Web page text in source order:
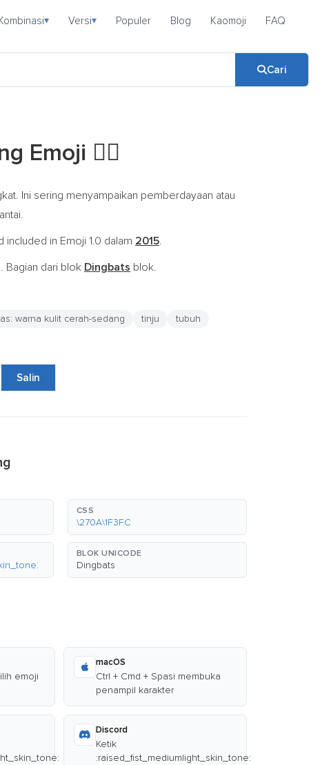
▾ Versi▾ Populer Blog Kaomoji FAQ
Cari
Emoji ✊🏼
Ini sering menyampaikan pemberdayaan atau
included in Emoji 1.0 dalam 2015.
Bagian dari blok Dingbats blok.
warna kulit cerah-sedang tinju
tubuh
Salin
CSS
\270A\1F3FC
BLOK UNICODE
Dingbats
emoji
macOS
Ctrl + Cmd + Spasi membuka
penampil karakter
Discord
Ketik
:raised_fist_mediumlight_skin_tone: